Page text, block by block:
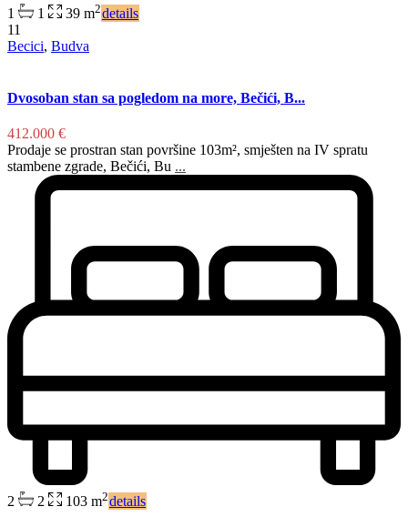
1 1 39 m2details
11
Becici, Budva
Dvosoban stan sa pogledom na more, Bečići, B...
412.000 €
Prodaje se prostran stan površine 103m², smješten na IV spratu
stambene zgrade, Bečići, Bu ...
2 2 103 m2details